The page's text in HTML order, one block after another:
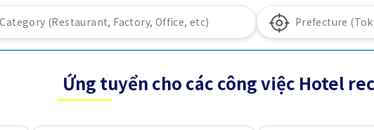
Ứng tuyển cho các công việc Hotel